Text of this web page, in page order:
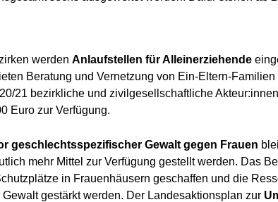
werden Anlaufstellen für Alleinerziehende
Beratung und Vernetzung von Ein-Eltern-
21 bezirkliche und zivilgesellschaftliche
Euro zur Verfügung.
geschlechtsspezifischer Gewalt gegen Frauen
mehr Mittel zur Verfügung gestellt werden. Das
in Frauenhäusern geschaffen und die
gestärkt werden. Der Landesaktionsplan zur